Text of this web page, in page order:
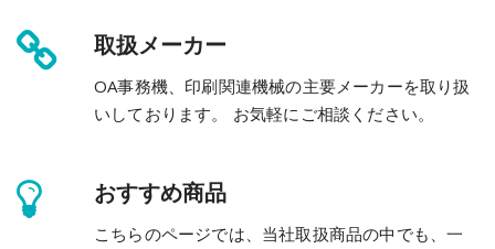
取扱メーカー
OA事務機、印刷関連機械の主要メーカーを取り扱
いしております。 お気軽にご相談ください。
おすすめ商品
こちらのページでは、当社取扱商品の中でも、一